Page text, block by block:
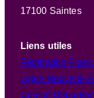
17100 Saintes
Liens utiles
Fédération
Ligue Nouvelle-
Comité